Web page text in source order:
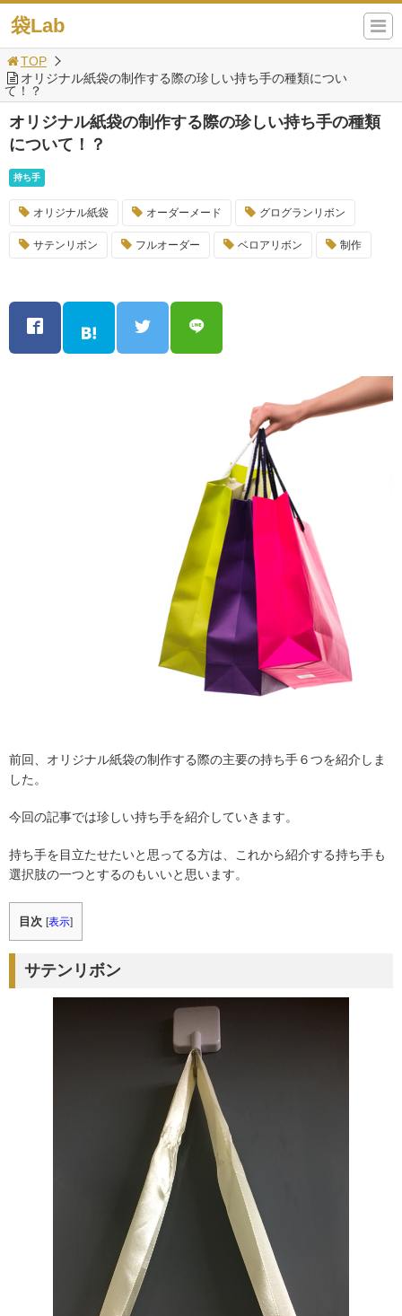
袋Lab
TOP
オリジナル紙袋の制作する際の珍しい持ち手の種類につい
て！？
オリジナル紙袋の制作する際の珍しい持ち手の種類
について！？
持ち手
オリジナル紙袋 オーダーメード グログランリボン
サテンリボン フルオーダー ベロアリボン 制作
前回、オリジナル紙袋の制作する際の主要の持ち手６つを紹介しま
した。
今回の記事では珍しい持ち手を紹介していきます。
持ち手を目立たせたいと思ってる方は、これから紹介する持ち手も
選択肢の一つとするのもいいと思います。
目次 [表示]
サテンリボン